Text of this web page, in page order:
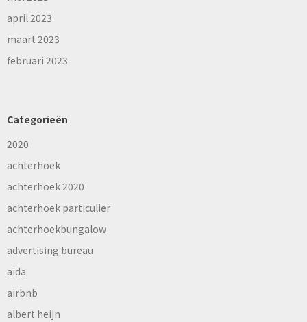
april 2023
maart 2023
februari 2023
Categorieën
2020
achterhoek
achterhoek 2020
achterhoek particulier
achterhoekbungalow
advertising bureau
aida
airbnb
albert heijn